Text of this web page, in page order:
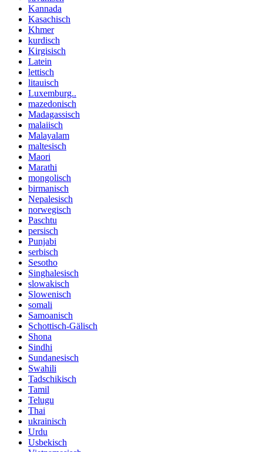
Kannada
Kasachisch
Khmer
kurdisch
Kirgisisch
Latein
lettisch
litauisch
Luxemburg..
mazedonisch
Madagassisch
malaiisch
Malayalam
maltesisch
Maori
Marathi
mongolisch
birmanisch
Nepalesisch
norwegisch
Paschtu
persisch
Punjabi
serbisch
Sesotho
Singhalesisch
slowakisch
Slowenisch
somali
Samoanisch
Schottisch-Gälisch
Shona
Sindhi
Sundanesisch
Swahili
Tadschikisch
Tamil
Telugu
Thai
ukrainisch
Urdu
Usbekisch